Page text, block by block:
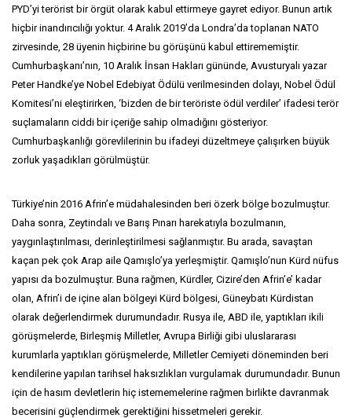
PYD’yi terörist bir örgüt olarak kabul ettirmeye gayret ediyor. Bunun artık
hiçbir inandırıcılığı yoktur. 4 Aralık 2019’da Londra’da toplanan NATO
zirvesinde, 28 üyenin hiçbirine bu görüşünü kabul ettirememiştir.
Cumhurbaşkanı’nın, 10 Aralık İnsan Hakları gününde, Avusturyalı yazar
Peter Handke’ye Nobel Edebiyat Ödülü verilmesinden dolayı, Nobel Ödül
Komitesi’ni eleştirirken, ‘bizden de bir teröriste ödül verdiler’ ifadesi terör
suçlamaların ciddi bir içeriğe sahip olmadığını gösteriyor.
Cumhurbaşkanlığı görevlilerinin bu ifadeyi düzeltmeye çalışırken büyük
zorluk yaşadıkları görülmüştür.
Türkiye’nin 2016 Afrin’e müdahalesinden beri özerk bölge bozulmuştur.
Daha sonra, Zeytindalı ve Barış Pınarı harekatıyla bozulmanın,
yaygınlaştırılması, derinleştirilmesi sağlanmıştır. Bu arada, savaştan
kaçan pek çok Arap aile Qamışlo’ya yerleşmiştir. Qamışlo’nun Kürd nüfus
yapısı da bozulmuştur. Buna rağmen, Kürdler, Cizire’den Afrin’e’ kadar
olan, Afrin’i de içine alan bölgeyi Kürd bölgesi, Güneybatı Kürdistan
olarak değerlendirmek durumundadır. Rusya ile, ABD ile, yaptıkları ikili
görüşmelerde, Birleşmiş Milletler, Avrupa Birliği gibi uluslararası
kurumlarla yaptıkları görüşmelerde, Milletler Cemiyeti döneminden beri
kendilerine yapılan tarihsel haksızlıkları vurgulamak durumundadır. Bunun
için de hasım devletlerin hiç istememelerine rağmen birlikte davranmak
becerisini güçlendirmek gerektiğini hissetmeleri gerekir.